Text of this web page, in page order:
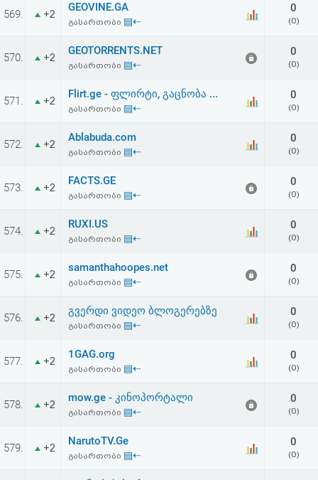
უარყოფა
569. +2
GEOVINE.GA
გასართობი ▤⇠
0
(0)
570. +2
GEOTORRENTS.NET
გასართობი ▤⇠
0
(0)
571. +2
Flirt.ge - ფლირტი, გაცნობა ...
გასართობი ▤⇠
0
(0)
572. +2
Ablabuda.com
გასართობი ▤⇠
0
(0)
573. +2
FACTS.GE
გასართობი ▤⇠
0
(0)
574. +2
RUXI.US
გასართობი ▤⇠
0
(0)
575. +2
samanthahoopes.net
გასართობი ▤⇠
0
(0)
576. +2
გვერდი ვიდეო ბლოგერებზე
გასართობი ▤⇠
0
(0)
577. +2
1GAG.org
გასართობი ▤⇠
0
(0)
578. +2
mow.ge - კინოპორტალი
გასართობი ▤⇠
0
(0)
579. +2
NarutoTV.Ge
გასართობი ▤⇠
0
(0)